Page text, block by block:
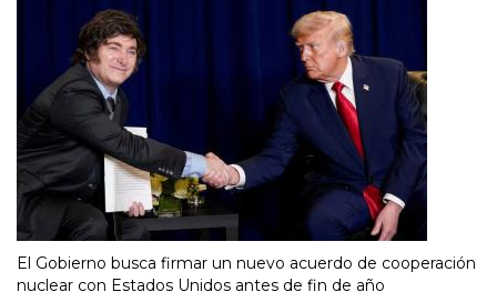
El Gobierno busca firmar un nuevo acuerdo de cooperación
nuclear con Estados Unidos antes de fin de año